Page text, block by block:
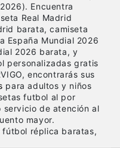
Encuentra
Real Madrid
barata, camiseta
España Mundial 2026
2026 barata, y
personalizadas gratis
encontrarás sus
para adultos y niños
futbol al por
servicio de atención al
mayor.
réplica baratas,